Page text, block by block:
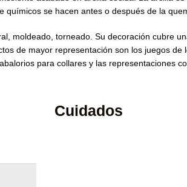
se hacen antes o después de la
moldeado, torneado. Su decoración cubre
de mayor representación son los juegos
para collares y las representaciones
Cuidados